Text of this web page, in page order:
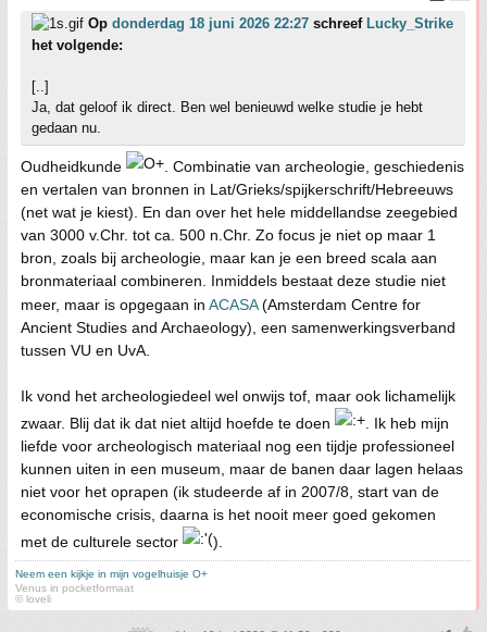
Op donderdag 18 juni 2026 22:27 schreef Lucky_Strike
het volgende:
[..]
Ja, dat geloof ik direct. Ben wel benieuwd welke studie je hebt
gedaan nu.
Oudheidkunde
. Combinatie van archeologie, geschiedenis
en vertalen van bronnen in Lat/Grieks/spijkerschrift/Hebreeuws
(net wat je kiest). En dan over het hele middellandse zeegebied
van 3000 v.Chr. tot ca. 500 n.Chr. Zo focus je niet op maar 1
bron, zoals bij archeologie, maar kan je een breed scala aan
bronmateriaal combineren. Inmiddels bestaat deze studie niet
meer, maar is opgegaan in ACASA(Amsterdam Centre for
Ancient Studies and Archaeology), een samenwerkingsverband
tussen VU en UvA.
Ik vond het archeologiedeel wel onwijs tof, maar ook lichamelijk
zwaar. Blij dat ik dat niet altijd hoefde te doen
. Ik heb mijn
liefde voor archeologisch materiaal nog een tijdje professioneel
kunnen uiten in een museum, maar de banen daar lagen helaas
niet voor het oprapen (ik studeerde af in 2007/8, start van de
economische crisis, daarna is het nooit meer goed gekomen
met de culturele sector
).
Neem een kijkje in mijn vogelhuisje O+
Venus in pocketformaat
© loveli